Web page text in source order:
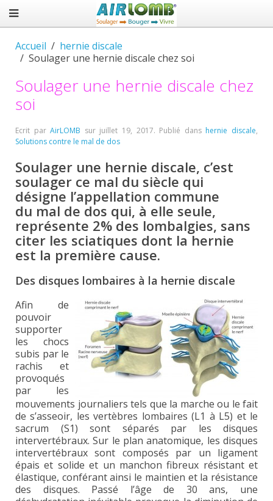
Accueil
hernie discale
Soulager une hernie discale chez soi
Soulager une hernie discale chez
soi
Ecrit parAirLOMB sur juillet 19, 2017. Publié dans hernie discale,
Solutions contre le mal de dos
Soulager une hernie discale, c’est
soulager ce mal du siècle qui
désigne l’appellation commune
du mal de dos qui, à elle seule,
représente 2% des lombalgies, sans
citer les sciatiques dont la hernie
est la première cause.
Des disques lombaires à la hernie discale
Afin de
pouvoir
supporter
les chocs
subis par le
rachis et
provoqués
par les
mouvements journaliers tels que la marche ou le fait
de s’asseoir, les vertèbres lombaires (L1 à L5) et le
sacrum (S1) sont séparés par les disques
intervertébraux. Sur le plan anatomique, les disques
intervertébraux sont composés par un ligament
épais et solide et un manchon fibreux résistant et
élastique, conférant ainsi le maintien et la résistance
des disques. Passé l’âge de 30 ans, une